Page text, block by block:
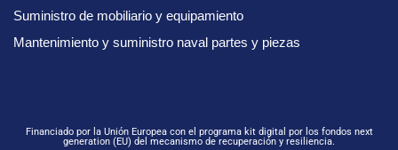
Suministro de mobiliario y equipamiento
Mantenimiento y suministro naval partes y piezas
Financiado por la Unión Europea con el programa kit digital por los fondos next
generation (EU) del mecanismo de recuperación y resiliencia.